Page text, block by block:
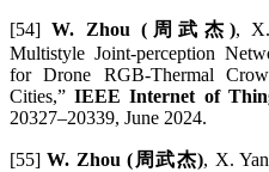
[54]W. Zhou (周武杰), X.
Multistyle Joint-perception
for Drone RGB-Thermal
Cities,” IEEE Internet of
20327–20339, June 2024.
[55]W. Zhou (周武杰), X.